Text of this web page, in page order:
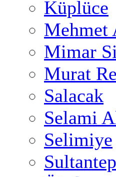
Küplüce
Mehmet
Mimar
Murat
Salacak
Selami
Selimiye